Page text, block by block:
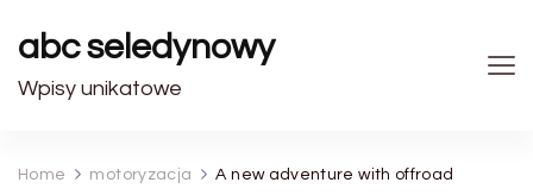
abc seledynowy
Wpisy unikatowe
Home motoryzacja A new adventure with offroad